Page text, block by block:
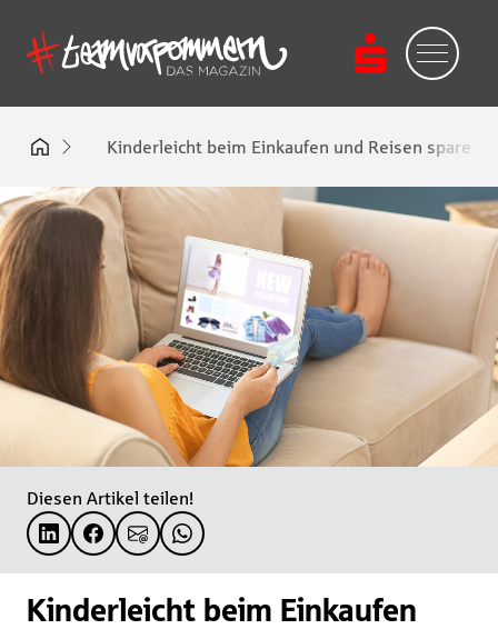
Kinderleicht beim Einkaufen und Reisen sparen:
Diesen Artikel teilen!
Kinderleicht beim Einkaufen